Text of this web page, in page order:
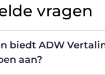
vragen
biedt ADW
aan?